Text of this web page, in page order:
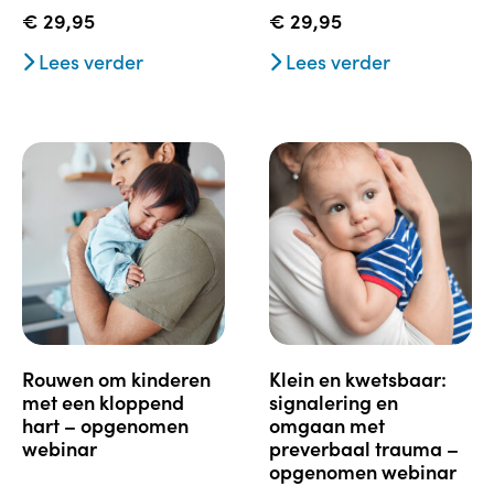
€ 29,95
Lees verder
€ 29,95
Lees verder
rouwen om kinderen
met een kloppend
hart – opgenomen
webinar
klein en kwetsbaar:
signalering en
omgaan met
preverbaal trauma –
opgenomen webinar